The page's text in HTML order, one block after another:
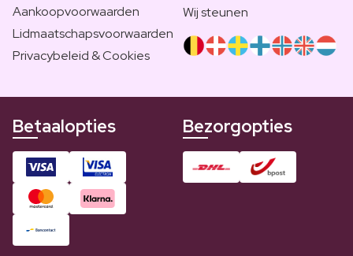
Aankoopvoorwaarden
Lidmaatschapsvoorwaarden
Privacybeleid & Cookies
Wij steunen
Betaalopties Bezorgopties